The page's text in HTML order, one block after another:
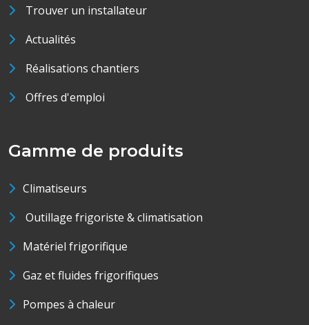
Trouver un installateur
Actualités
Réalisations chantiers
Offres d'emploi
Gamme de produits
Climatiseurs
Outillage frigoriste & climatisation
Matériel frigorifique
Gaz et fluides frigorifiques
Pompes à chaleur